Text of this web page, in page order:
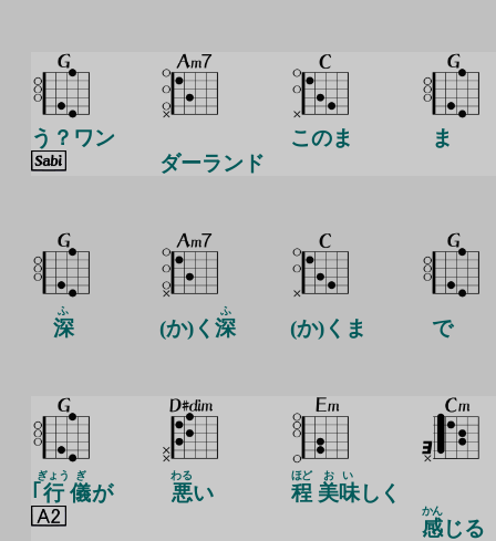
う？ワン
ダーランド
このま ま
深
ふ
(か)く 深
ふ
(か)くま で
｢ 行
ぎょう
儀
ぎ
が 悪
わる
い 程
ほど
美味
おい
しく
感
かん
じる